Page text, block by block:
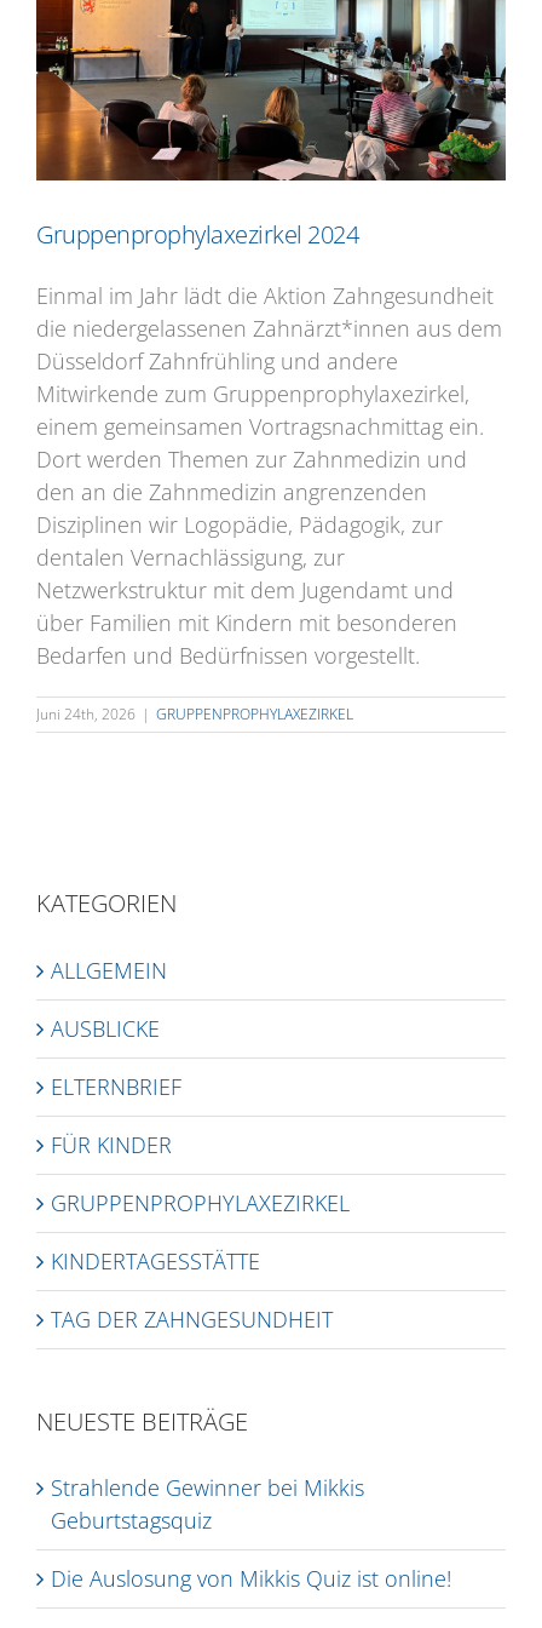
Bild
Gruppenprophylaxezirkel 2024
Einmal im Jahr lädt die Aktion Zahngesundheit
die niedergelassenen Zahnärzt*innen aus dem
Düsseldorf Zahnfrühling und andere
Mitwirkende zum Gruppenprophylaxezirkel,
einem gemeinsamen Vortragsnachmittag ein.
Dort werden Themen zur Zahnmedizin und
den an die Zahnmedizin angrenzenden
Disziplinen wir Logopädie, Pädagogik, zur
dentalen Vernachlässigung, zur
Netzwerkstruktur mit dem Jugendamt und
über Familien mit Kindern mit besonderen
Bedarfen und Bedürfnissen vorgestellt.
Juni 24th, 2026 | GRUPPENPROPHYLAXEZIRKEL
KATEGORIEN
ALLGEMEIN
AUSBLICKE
ELTERNBRIEF
FÜR KINDER
GRUPPENPROPHYLAXEZIRKEL
KINDERTAGESSTÄTTE
TAG DER ZAHNGESUNDHEIT
NEUESTE BEITRÄGE
Strahlende Gewinner bei Mikkis
Geburtstagsquiz
Die Auslosung von Mikkis Quiz ist online!